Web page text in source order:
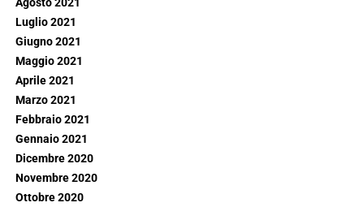
Agosto 2021
Luglio 2021
Giugno 2021
Maggio 2021
Aprile 2021
Marzo 2021
Febbraio 2021
Gennaio 2021
Dicembre 2020
Novembre 2020
Ottobre 2020